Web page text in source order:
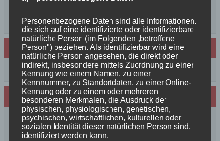
++News++News++News++
Archiv
Archiv
Wir sind Mitglied in folgenden Verbänden:
Personenbezogene Daten sind alle Informationen,
die sich auf eine identifizierte oder identifizierbare
natürliche Person (im Folgenden „betroffene
Person") beziehen. Als identifizierbar wird eine
natürliche Person angesehen, die direkt oder
indirekt, insbesondere mittels Zuordnung zu einer
Kennung wie einem Namen, zu einer
Kennnummer, zu Standortdaten, zu einer Online-
Kennung oder zu einem oder mehreren
besonderen Merkmalen, die Ausdruck der
physischen, physiologischen, genetischen,
psychischen, wirtschaftlichen, kulturellen oder
sozialen Identität dieser natürlichen Person sind,
identifiziert werden kann.